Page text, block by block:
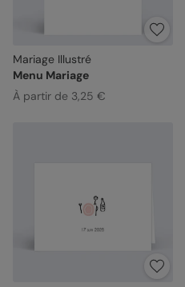
Mariage Illustré
Menu Mariage
À partir de 3,25 €